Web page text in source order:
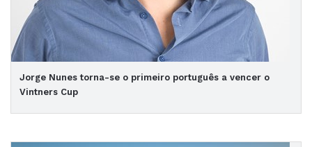
Jorge Nunes torna-se o primeiro português a vencer o
Vintners Cup